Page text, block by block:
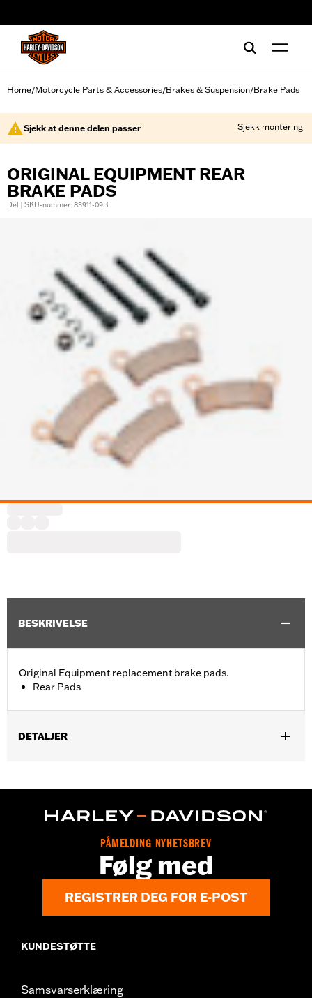
Home/Motorcycle Parts & Accessories/Brakes & Suspension/Brake Pads
Sjekk at denne delen passer Sjekk montering
ORIGINAL EQUIPMENT REAR
BRAKE PADS
Del | SKU-nummer: 83911-09B
BESKRIVELSE
Original Equipment replacement brake pads.
Rear Pads
DETALJER
In the Box: One set of brake pads
PÅMELDING NYHETSBREV
Følg med
REGISTRER DEG FOR E-POST
KUNDESTØTTE
Samsvarserklæring